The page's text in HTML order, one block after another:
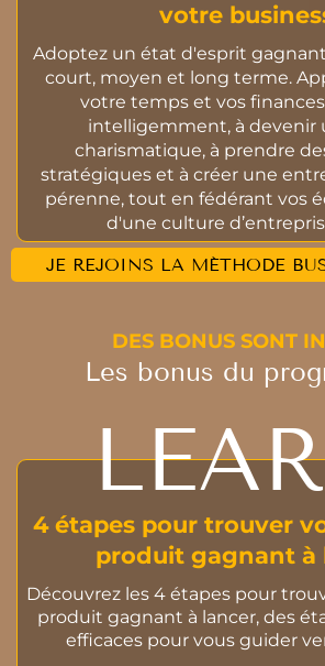
votre
Adoptez un état d'esprit
court, moyen et long terme.
votre temps et vos
intelligemment, à devenir
charismatique, à prendre
stratégiques et à créer une
pérenne, tout en fédérant vos
d'une culture
JE REJOINS LA MÉTHODE
DES BONUS SONT
Les bonus du
4 étapes pour trouver
produit gagnant à
Découvrez les 4 étapes pour
produit gagnant à lancer, des
efficaces pour vous guider